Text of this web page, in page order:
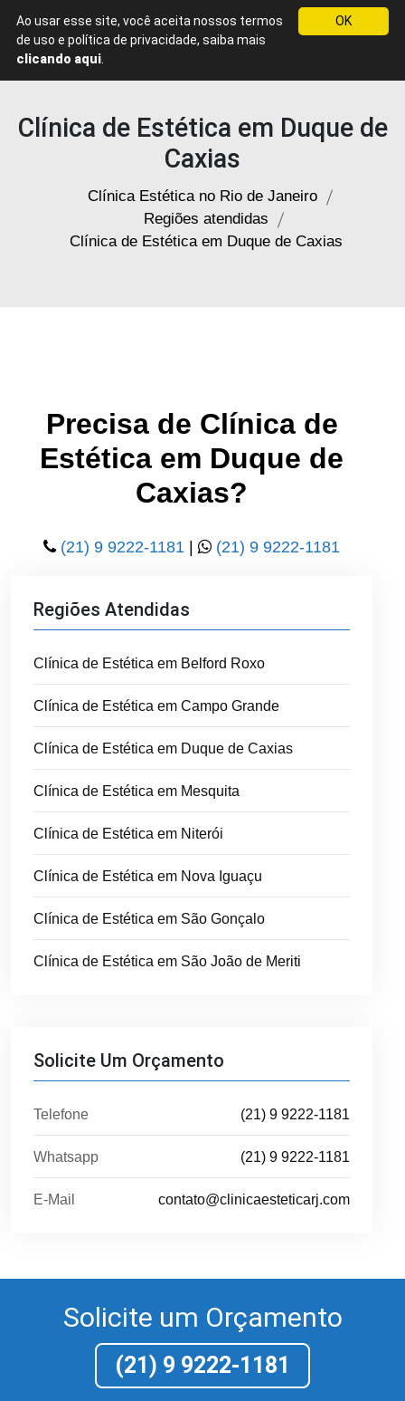
Clínica
de
Estética
de
Menu
Clínica de Estética em Duque de
Caxias
Clínica Estética no Rio de Janeiro
Regiões atendidas
Clínica de Estética em Duque de Caxias
Regiões Atendidas
Clínica de Estética em Belford Roxo
Clínica de Estética em Campo Grande
Clínica de Estética em Duque de Caxias
Clínica de Estética em Mesquita
Clínica de Estética em Niterói
Clínica de Estética em Nova Iguaçu
Clínica de Estética em São Gonçalo
Clínica de Estética em São João de Meriti
Solicite Um Orçamento
Telefone (21) 9 9222-1181
Whatsapp (21) 9 9222-1181
E-Mail contato@clinicaesteticarj.com
Precisa de Clínica de
Estética em Duque de
Caxias?
(21) 9 9222-1181 | (21) 9 9222-1181
Solicite um Orçamento
(21) 9 9222-1181
OK
Ao usar esse site, você aceita nossos termos
de uso e política de privacidade, saiba mais
clicando aqui